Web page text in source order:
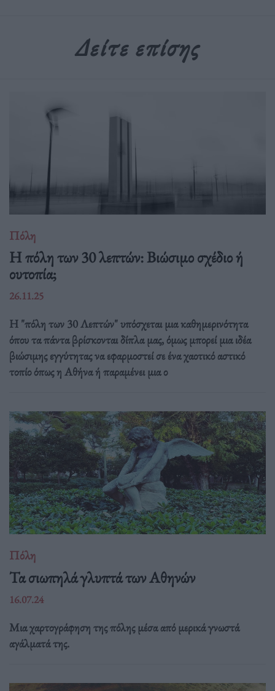
Δείτε επίσης
Πόλη
Η πόλη των 30 λεπτών: Βιώσιμο σχέδιο ή
ουτοπία;
26.11.25
Η "πόλη των 30 Λεπτών" υπόσχεται μια καθημερινότητα
όπου τα πάντα βρίσκονται δίπλα μας, όμως μπορεί μια ιδέα
βιώσιμης εγγύτητας να εφαρμοστεί σε ένα χαοτικό αστικό
τοπίο όπως η Αθήνα ή παραμένει μια ο
Πόλη
Τα σιωπηλά γλυπτά των Αθηνών
16.07.24
Μια χαρτογράφηση της πόλης μέσα από μερικά γνωστά
αγάλματά της.